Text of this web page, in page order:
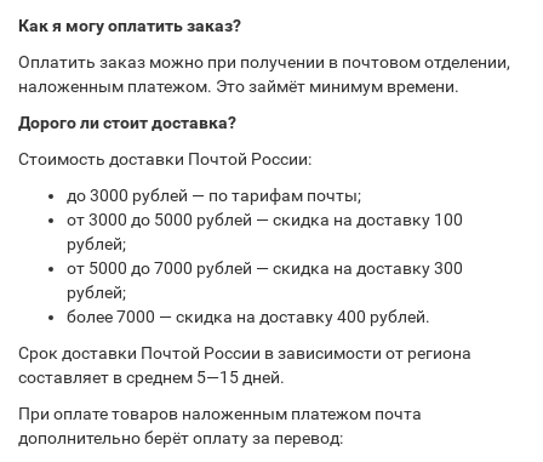
Как я могу оплатить заказ?
Оплатить заказ можно при получении в почтовом отделении,
наложенным платежом. Это займёт минимум времени.
Дорого ли стоит доставка?
Стоимость доставки Почтой России:
до 3000 рублей — по тарифам почты;
от 3000 до 5000 рублей — скидка на доставку 100
рублей;
от 5000 до 7000 рублей — скидка на доставку 300
рублей;
более 7000 — скидка на доставку 400 рублей.
Срок доставки Почтой России в зависимости от региона
составляет в среднем 5—15 дней.
При оплате товаров наложенным платежом почта
дополнительно берёт оплату за перевод: